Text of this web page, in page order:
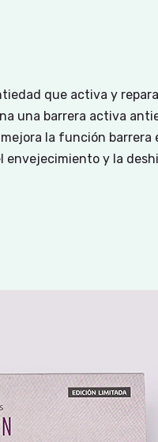
que activa y
una barrera activa
la función
envejecimiento y la